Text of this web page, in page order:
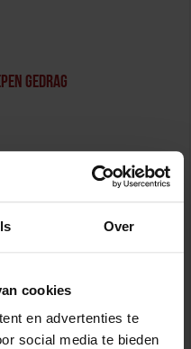
Over
cookies
en advertenties te
social media te bieden
gedrag